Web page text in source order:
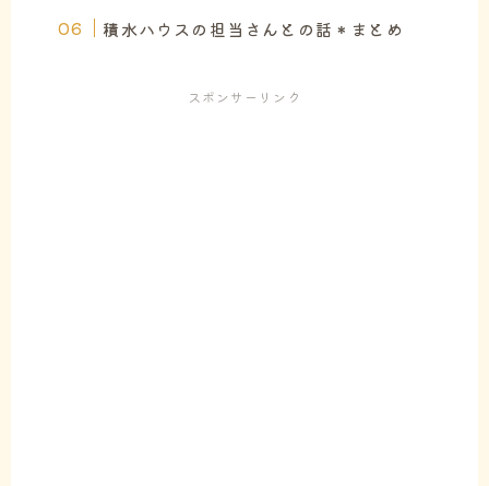
積水ハウスの担当さんとの話＊まとめ
スポンサーリンク